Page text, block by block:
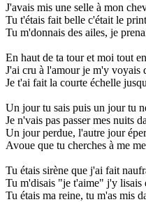
J'avais mis une selle à mon
Tu t'étais fait belle c'était le
Tu m'donnais des ailes, je
En haut de ta tour et moi tout
J'ai cru à l'amour je m'y voyais
Je t'ai fait la courte échelle
Un jour tu sais puis un jour tu
Je n'vais pas passer mes nuits
Un jour perdue, l'autre jour
Avoue que tu cherches à me
Tu étais sirène que j'ai fait
Tu m'disais "je t'aime" j'y lisais
Tu étais ma reine, tu m'as mis